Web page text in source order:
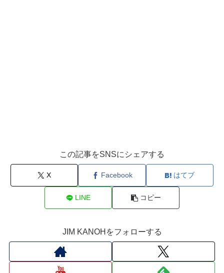
この記事をSNSにシェアする
X Facebook はてブ
LINE コピー
JIM KANOHをフォローする